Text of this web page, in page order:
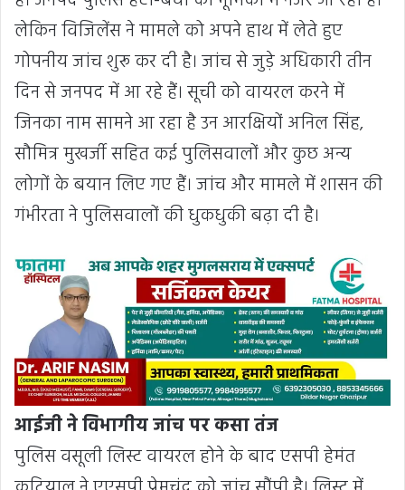
लेकिन विजिलेंस ने मामले को अपने हाथ में लेते हुए
गोपनीय जांच शुरू कर दी है। जांच से जुड़े अधिकारी तीन
दिन से जनपद में आ रहे हैं। सूची को वायरल करने में
जिनका नाम सामने आ रहा है उन आरक्षियों अनिल सिंह,
सौमित्र मुखर्जी सहित कई पुलिसवालों और कुछ अन्य
लोगों के बयान लिए गए हैं। जांच और मामले में शासन की
गंभीरता ने पुलिसवालों की धुकधुकी बढ़ा दी है।
आईजी ने विभागीय जांच पर कसा तंज
पुलिस वसूली लिस्ट वायरल होने के बाद एसपी हेमंत